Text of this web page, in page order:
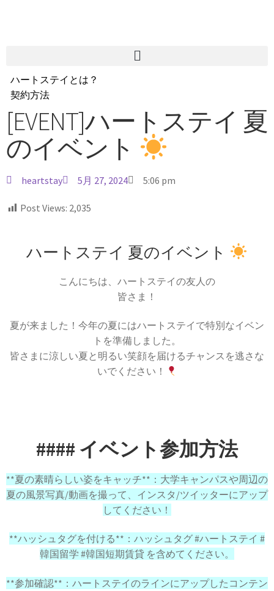
ハートステイとは？
契約方法
韓国不動産情報
サービス費用
よくある質問
Heartee
[EVENT]ハートステイ 夏
のイベント
heartstay 5月 27, 2024 5:06 pm
Post Views: 2,035
ハートステイ 夏のイベント
こんにちは、ハートステイの友人の
皆さま！
夏が来ました！今年の夏にはハートステイで特別なイベン
トを準備しました。
皆さまに涼しい夏と明るい笑顔を届けるチャンスを逃さな
いでください！
#### イベント参加方法
**夏の素晴らしい姿をキャッチ**：大学キャンパスや周辺の
夏の風景写真/動画を撮って、インスタ/ツイッターにアップ
してください！
**ハッシュタグを付ける**：ハッシュタグ #ハートステイ #
韓国留学 #韓国短期賃貸 を含めてください。
**参加確認**：ハートステイのラインにアップしたコンテン